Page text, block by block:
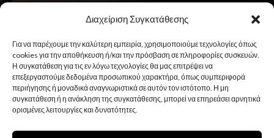
Διαχείριση Συγκατάθεσης
Για να παρέχουμε την καλύτερη εμπειρία, χρησιμοποιούμε τεχνολογίες όπως
cookies για την αποθήκευση ή/και την πρόσβαση σε πληροφορίες συσκευών.
Η συγκατάθεση για τις εν λόγω τεχνολογίες θα μας επιτρέψει να
επεξεργαστούμε δεδομένα προσωπικού χαρακτήρα, όπως συμπεριφορά
περιήγησης ή μοναδικά αναγνωριστικά σε αυτόν τον ιστότοπο. Η μη
συγκατάθεση ή η ανάκληση της συγκατάθεσης, μπορεί να επηρεάσει αρνητικά
ορισμένες λειτουργίες και δυνατότητες.
Όροι χρήσης
Πολιτική cookies
Πολιτική απορρήτου